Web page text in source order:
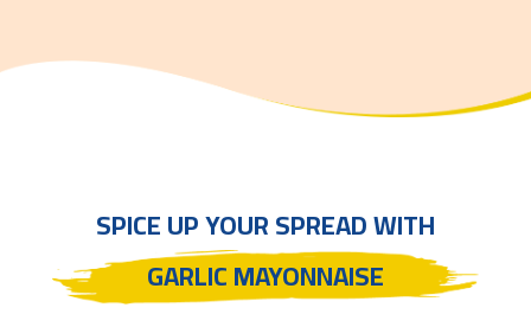
SPICE UP YOUR SPREAD WITH
GARLIC MAYONNAISE